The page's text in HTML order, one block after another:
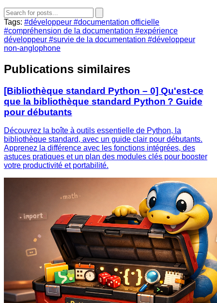
Tags: #développeur #documentation officielle
#compréhension de la documentation #expérience
développeur #survie de la documentation #développeur
non‑anglophone
Publications similaires
[Bibliothèque standard Python – 0] Qu'est-ce
que la bibliothèque standard Python ? Guide
pour débutants
Découvrez la boîte à outils essentielle de Python, la
bibliothèque standard, avec un guide clair pour débutants.
Apprenez la différence avec les fonctions intégrées, des
astuces pratiques et un plan des modules clés pour booster
votre productivité et portabilité.